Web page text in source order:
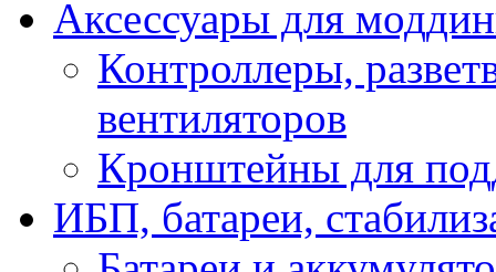
Аксессуары для
Контроллеры,
вентиляторов
Кронштейны для
ИБП, батареи,